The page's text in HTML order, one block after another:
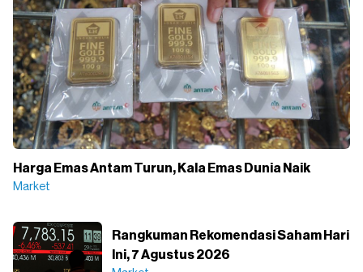
Harga Emas Antam Turun, Kala Emas Dunia Naik
Market
Rangkuman Rekomendasi Saham Hari
Ini, 7 Agustus 2026